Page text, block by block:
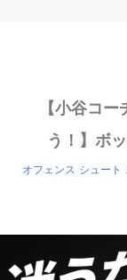
【小谷コ
う！】ボ
オフェンス シュート